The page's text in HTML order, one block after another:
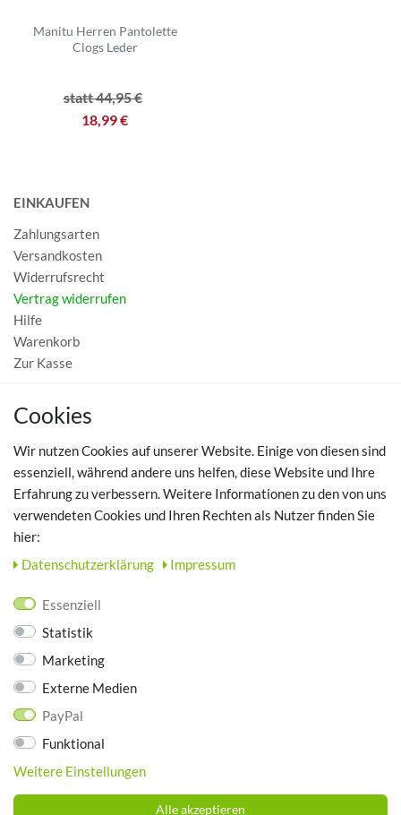
Manitu Herren Pantolette
Clogs Leder
statt 44,95 €
18,99 €
EINKAUFEN
Zahlungsarten
Versandkosten
Widerrufsrecht
Vertrag widerrufen
Hilfe
Warenkorb
Zur Kasse
MEIN KONTO
TOP SCHUHTHEMEN
Hausschuhe - Bequeme Schuhe für zuhause
Datenschutz
AGB
Impressum
ZAHLUNGSARTEN
Cookies
Wir nutzen Cookies auf unserer Website. Einige von diesen sind
essenziell, während andere uns helfen, diese Website und Ihre
Erfahrung zu verbessern. Weitere Informationen zu den von uns
verwendeten Cookies und Ihren Rechten als Nutzer finden Sie
hier:
Daten­schutz­erklärung
Impressum
Essenziell
Statistik
Marketing
Externe Medien
PayPal
Funktional
Weitere Einstellungen
Alle akzeptieren